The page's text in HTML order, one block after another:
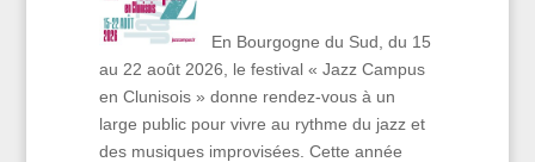
En Bourgogne du Sud, du 15
au 22 août 2026, le festival « Jazz Campus
en Clunisois » donne rendez-vous à un
large public pour vivre au rythme du jazz et
des musiques improvisées. Cette année